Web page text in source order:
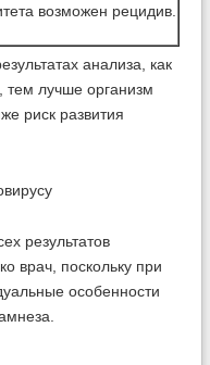
возможен рецидив.
анализа, как
тем лучше организм
риск развития
результатов
врач, поскольку при
особенности